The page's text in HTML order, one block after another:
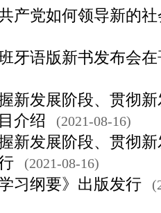
产党如何领导新的
牙语版新书发布会
新发展阶段、贯彻
介绍
(2021-08-16)
新发展阶段、贯彻
(2021-08-16)
习纲要》出版发行